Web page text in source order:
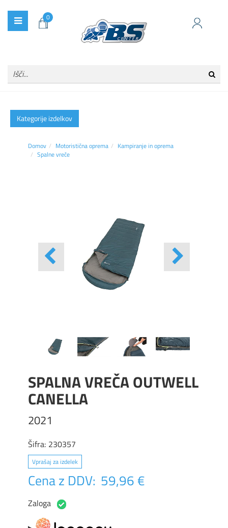
0
Kategorije izdelkov
Domov Motoristična oprema
Kampiranje in oprema
Spalne vreče
SPALNA VREČA OUTWELL
CANELLA
2021
Šifra: 230357
Vprašaj za izdelek
Cena z DDV: 59,96 €
Zaloga